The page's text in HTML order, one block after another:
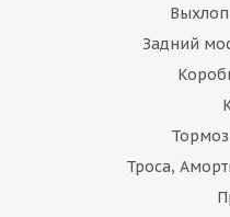
Задний
Троса,